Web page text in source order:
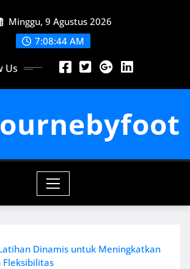
Minggu, 9 Agustus 2026
7:08:44 AM
Us
Dinamis untuk Meningkatkan
Fleksibilitas